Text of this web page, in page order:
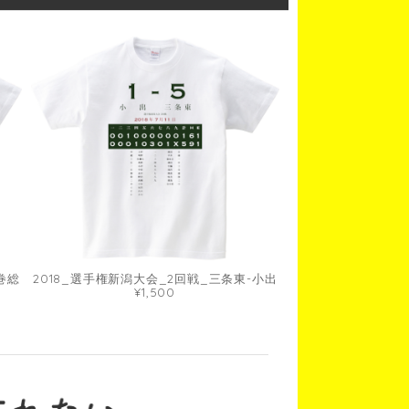
総
2018_選手権新潟大会_2回戦_三条東-小出
¥1,500